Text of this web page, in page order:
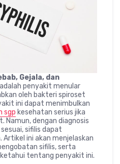
Gejala, dan
penyakit menular
oleh bakteri spiroset
ini dapat menimbulkan
sgp kesehatan serius jika
Namun, dengan diagnosis
sifilis dapat
Artikel ini akan menjelaskan
sifilis, serta
tentang penyakit ini.